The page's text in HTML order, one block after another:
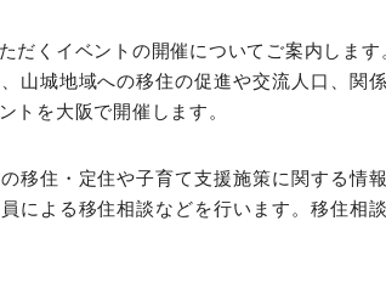
だくイベントの開催についてご案内します
山城地域への移住の促進や交流人口、関
トを大阪で開催します。
移住・定住や子育て支援施策に関する情
による移住相談などを行います。移住相